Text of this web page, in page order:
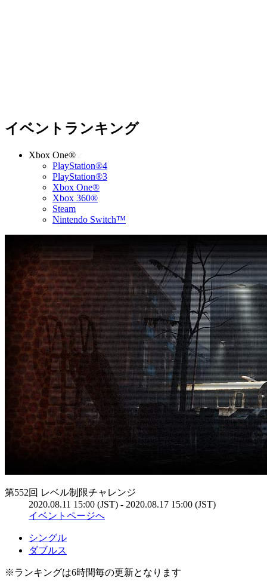
イベントランキング
Xbox One®
PlayStation®4
PlayStation®3
Xbox One®
Xbox 360®
Steam
Nintendo Switch™
第552回 レベル制限チャレンジ
2020.08.11 15:00 (JST) - 2020.08.17 15:00 (JST)
イベントページへ
シングル
ダブルス
※ランキングは6時間毎の更新となります